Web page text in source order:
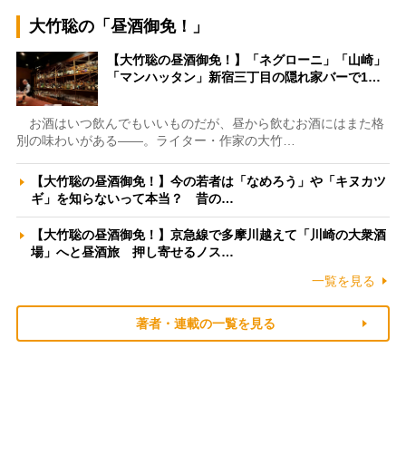
大竹聡の「昼酒御免！」
【大竹聡の昼酒御免！】「ネグローニ」「山崎」
「マンハッタン」新宿三丁目の隠れ家バーで1…
お酒はいつ飲んでもいいものだが、昼から飲むお酒にはまた格
別の味わいがある――。ライター・作家の大竹…
【大竹聡の昼酒御免！】今の若者は「なめろう」や「キヌカツ
ギ」を知らないって本当？ 昔の…
【大竹聡の昼酒御免！】京急線で多摩川越えて「川崎の大衆酒
場」へと昼酒旅 押し寄せるノス…
一覧を見る
著者・連載の一覧を見る